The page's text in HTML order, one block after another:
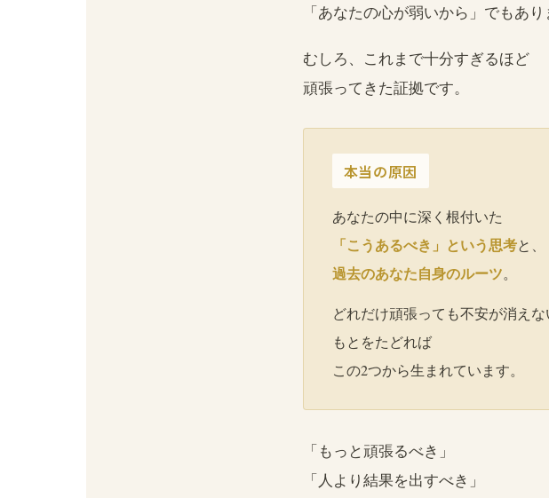
「あなたの心が弱いから」でもあり
むしろ、これまで十分すぎるほど
頑張ってきた証拠です。
本当の原因
あなたの中に深く根付いた
「こうあるべき」という思考と、
過去のあなた自身のルーツ。
どれだけ頑張っても不安が消えな
もとをたどれば
この2つから生まれています。
「もっと頑張るべき」
「人より結果を出すべき」